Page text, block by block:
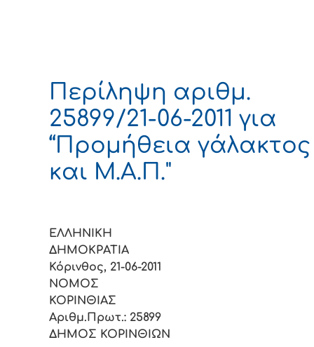
Περίληψη αριθμ.
25899/21-06-2011 για
“Προμήθεια γάλακτος
και Μ.Α.Π."
ΕΛΛΗΝΙΚΗ
Κόρινθος, 21-06-2011
ΝΟΜΟΣ
Αριθμ.Πρωτ.: 25899
ΔΗΜΟΣ ΚΟΡΙΝΘΙΩΝ